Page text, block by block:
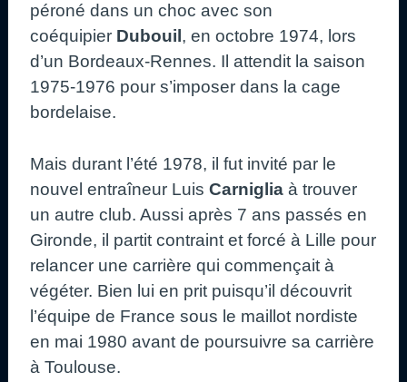
péroné dans un choc avec son
coéquipier Dubouil , en octobre 1974, lors
d’un Bordeaux-Rennes. Il attendit la saison
1975-1976 pour s’imposer dans la cage
bordelaise.
Mais durant l’été 1978, il fut invité par le
nouvel entraîneur Luis Carniglia à trouver
un autre club. Aussi après 7 ans passés en
Gironde, il partit contraint et forcé à Lille pour
relancer une carrière qui commençait à
végéter. Bien lui en prit puisqu’il découvrit
l’équipe de France sous le maillot nordiste
en mai 1980 avant de poursuivre sa carrière
à Toulouse.